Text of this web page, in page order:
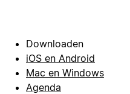
Downloaden
iOS en Android
Mac en Windows
Agenda